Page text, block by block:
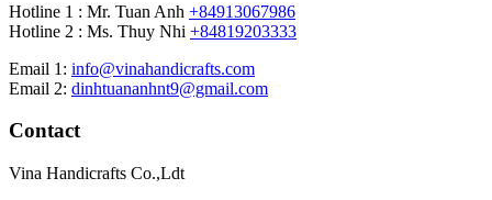
Hotline 1 : Mr. Tuan Anh +84913067986
Hotline 2 : Ms. Thuy Nhi +84819203333
Email 1: info@vinahandicrafts.com
Email 2: dinhtuananhnt9@gmail.com
Contact
Vina Handicrafts Co.,Ldt